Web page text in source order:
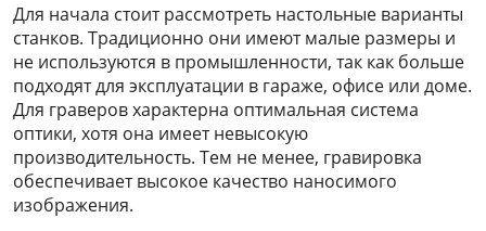
Для начала стоит рассмотреть настольные варианты
станков. Традиционно они имеют малые размеры и
не используются в промышленности, так как больше
подходят для эксплуатации в гараже, офисе или доме.
Для граверов характерна оптимальная система
оптики, хотя она имеет невысокую
производительность. Тем не менее, гравировка
обеспечивает высокое качество наносимого
изображения.